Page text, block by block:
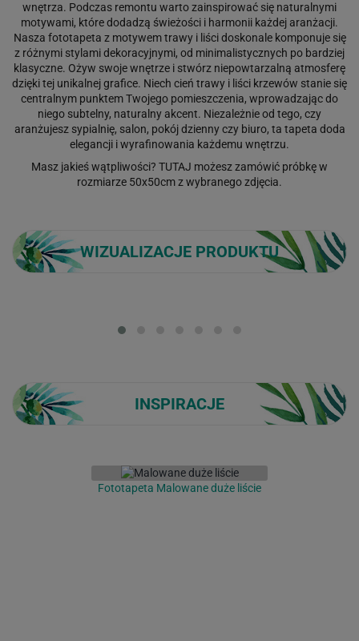
wnętrza. Podczas remontu warto zainspirować się naturalnymi
motywami, które dodadzą świeżości i harmonii każdej aranżacji.
Nasza fototapeta z motywem trawy i liści doskonale komponuje się
z różnymi stylami dekoracyjnymi, od minimalistycznych po bardziej
klasyczne. Ożyw swoje wnętrze i stwórz niepowtarzalną atmosferę
dzięki tej unikalnej grafice. Niech cień trawy i liści krzewów stanie się
centralnym punktem Twojego pomieszczenia, wprowadzając do
niego subtelny, naturalny akcent. Niezależnie od tego, czy
aranżujesz sypialnię, salon, pokój dzienny czy biuro, ta tapeta doda
elegancji i wyrafinowania każdemu wnętrzu.
Masz jakieś wątpliwości? TUTAJ możesz zamówić próbkę w
rozmiarze 50x50cm z wybranego zdjęcia.
WIZUALIZACJE PRODUKTU
INSPIRACJE
Fototapeta Malowane duże liście